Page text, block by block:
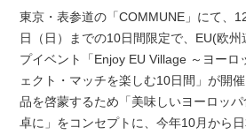
東京・表参道の「COMMUNE」にて、
日（日）までの10日間限定で、EU(欧
プイベント「Enjoy EU Village ～ヨーロ
ェクト・マッチを楽しむ10日間」が開
品を啓蒙するため「美味しいヨーロッ
卓に」をコンセプトに、今年10月から